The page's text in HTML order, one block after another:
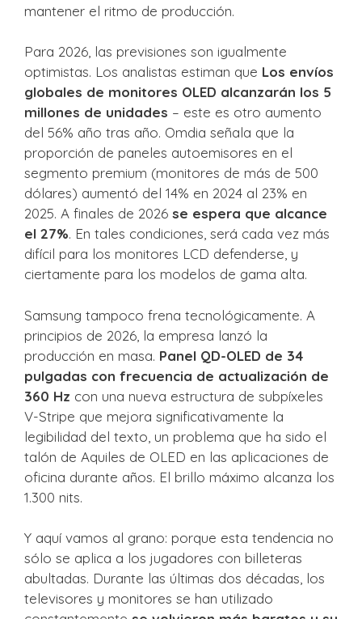
mantener el ritmo de producción.
Para 2026, las previsiones son igualmente
optimistas. Los analistas estiman que Los envíos
globales de monitores OLED alcanzarán los 5
millones de unidades – este es otro aumento
del 56% año tras año. Omdia señala que la
proporción de paneles autoemisores en el
segmento premium (monitores de más de 500
dólares) aumentó del 14% en 2024 al 23% en
2025. A finales de 2026 se espera que alcance
el 27%. En tales condiciones, será cada vez más
difícil para los monitores LCD defenderse, y
ciertamente para los modelos de gama alta.
Samsung tampoco frena tecnológicamente. A
principios de 2026, la empresa lanzó la
producción en masa. Panel QD-OLED de 34
pulgadas con frecuencia de actualización de
360 ​​Hz con una nueva estructura de subpíxeles
V-Stripe que mejora significativamente la
legibilidad del texto, un problema que ha sido el
talón de Aquiles de OLED en las aplicaciones de
oficina durante años. El brillo máximo alcanza los
1.300 nits.
Y aquí vamos al grano: porque esta tendencia no
sólo se aplica a los jugadores con billeteras
abultadas. Durante las últimas dos décadas, los
televisores y monitores se han utilizado